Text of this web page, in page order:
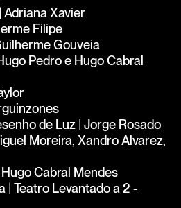
Adriana Xavier
Filipe
Gouveia
Pedro e Hugo Cabral
de Luz | Jorge Rosado
Moreira, Xandro Alvarez,
Cabral Mendes
| Teatro Levantado a 2 -